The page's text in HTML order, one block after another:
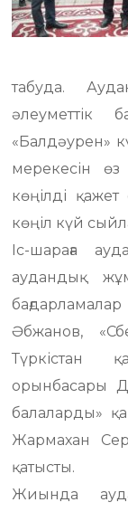
табуда.
әлеуметтік
«Балдәурен»
мерекесін
көңілді қажет
көңіл күй
Іс-шараға
аудандық
Әбжанов,
Түркістан
орынбасары
балаларды»
Жармахан
қатысты.
Жиында